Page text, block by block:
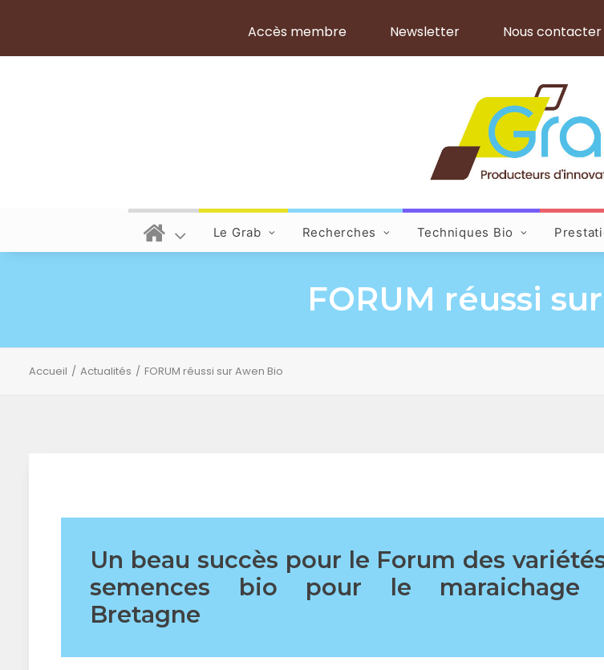
Accès membre Newsletter Nous contacter
Le Grab Recherches Techniques Bio
FORUM réussi
Accueil Actualités FORUM réussi sur Awen Bio
Un beau succès pour le Forum des
semences bio pour le maraichage
Bretagne